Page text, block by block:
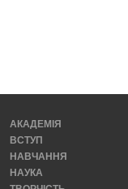
АКАДЕМІЯ
ВСТУП
НАВЧАННЯ
НАУКА